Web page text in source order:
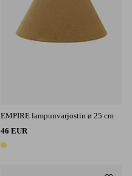
EMPIRE lampunvarjostin ø 25 cm
46 EUR
1 väri